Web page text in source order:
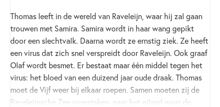
Thomas leeft in de wereld van Raveleijn, waar hij zal gaan
trouwen met Samira. Samira wordt in haar wang gepikt
door een slechtvalk. Daarna wordt ze ernstig ziek. Ze heeft
een virus dat zich snel verspreidt door Raveleijn. Ook graaf
Olaf wordt besmet. Er bestaat maar één middel tegen het
virus: het bloed van een duizend jaar oude draak. Thomas
moet de Vijf weer bij elkaar roepen. Samen moeten zij de
Raveleijnsche Zee oversteken, naar het eiland waar de